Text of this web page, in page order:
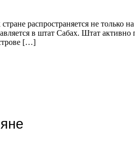
распространяется не
в штат Сабах. Штат
[…]